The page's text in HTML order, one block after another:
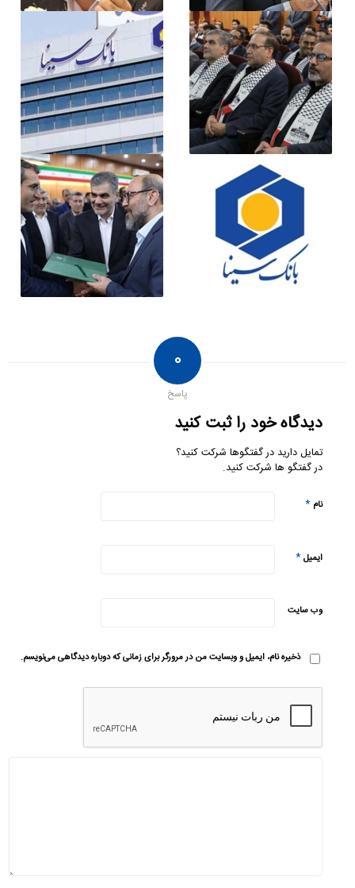
۰
پاسخ
دیدگاه خود را ثبت کنید
تمایل دارید در گفتگوها شرکت کنید؟
در گفتگو ها شرکت کنید.
نام*
ایمیل*
وب‌ سایت
ذخیره نام، ایمیل و وبسایت من در مرورگر برای زمانی که دوباره دیدگاهی می‌نویسم.